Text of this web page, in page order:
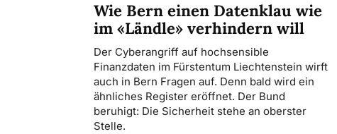
Wie Bern einen Datenklau wie
im «Ländle» verhindern will
Der Cyberangriff auf hochsensible
Finanzdaten im Fürstentum Liechtenstein wirft
auch in Bern Fragen auf. Denn bald wird ein
ähnliches Register eröffnet. Der Bund
beruhigt: Die Sicherheit stehe an oberster
Stelle.